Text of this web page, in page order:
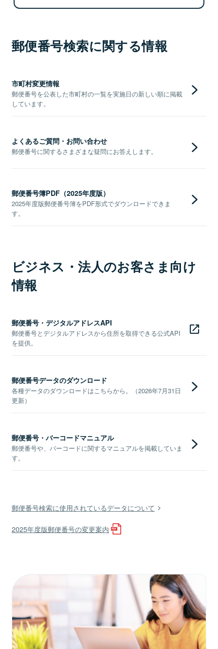
郵便番号検索に関する情報
市町村変更情報
郵便番号を公表した市町村の一覧を実施日の新しい順に掲載
しています。
よくあるご質問・お問い合わせ
郵便番号に関するさまざまな疑問にお答えします。
郵便番号簿PDF（2025年度版）
2025年度版郵便番号簿をPDF形式でダウンロードできま
す。
ビジネス・法人のお客さま向け
情報
郵便番号・デジタルアドレスAPI
郵便番号とデジタルアドレスから住所を取得できる公式API
を提供。
郵便番号データのダウンロード
各種データのダウンロードはこちらから。（2026年7月31日
更新）
郵便番号・バーコードマニュアル
郵便番号や、バーコードに関するマニュアルを掲載していま
す。
郵便番号検索に使用されているデータについて
2025年度版郵便番号の変更案内